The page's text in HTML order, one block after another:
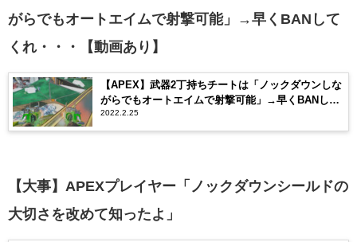
がらでもオートエイムで射撃可能」→早くBANして
くれ・・・【動画あり】
【APEX】武器2丁持ちチートは「ノックダウンしな
がらでもオートエイムで射撃可能」→早くBANして
くれ・・・【動画あり】
2022.2.25
【大事】APEXプレイヤー「ノックダウンシールドの
大切さを改めて知ったよ」